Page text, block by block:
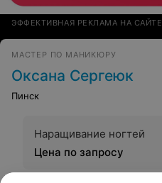
ЭФФЕКТИВНАЯ РЕКЛАМА НА САЙТЕ
МАСТЕР ПО МАНИКЮРУ
Оксана Сергеюк
Пинск
Наращивание ногтей
Цена по запросу